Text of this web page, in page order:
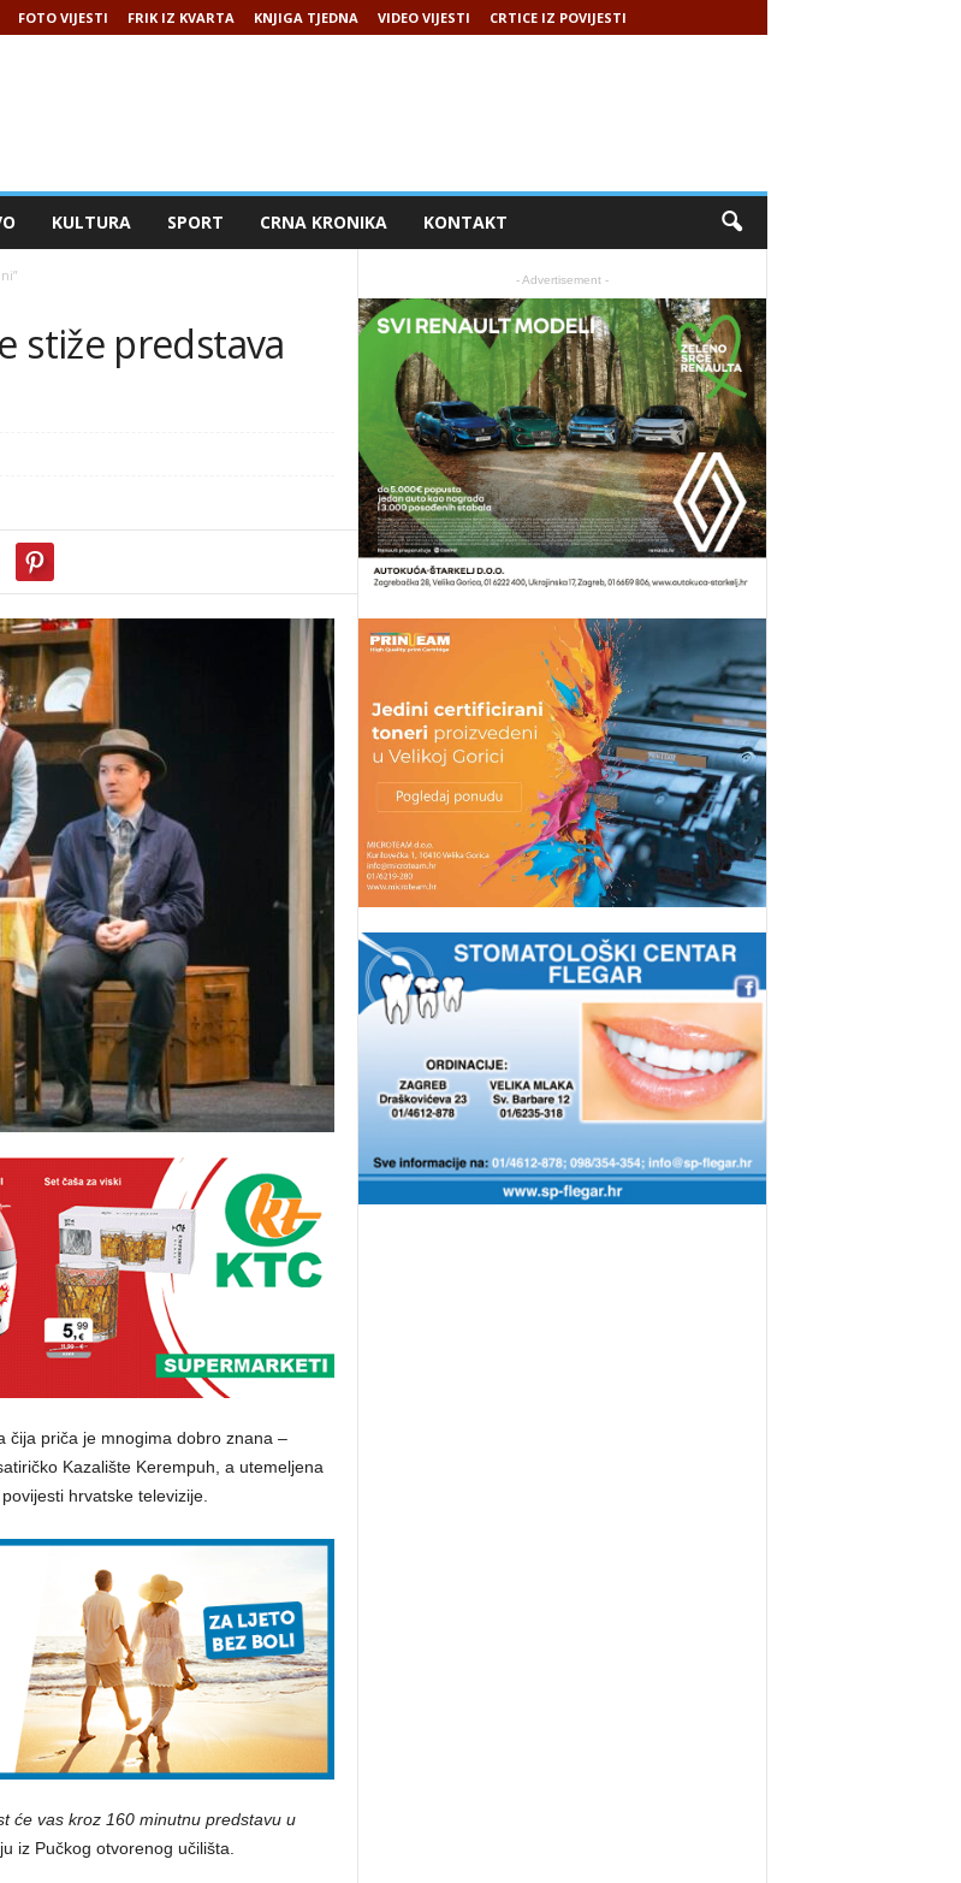
FOTO VIJESTI FRIK IZ KVARTA KNJIGA TJEDNA VIDEO VIJESTI CRTICE IZ POVIJESTI
KULTURA SPORT CRNA KRONIKA KONTAKT
stiže predstava
čija priča je mnogima dobro znana –
Kazalište Kerempuh, a utemeljena
hrvatske televizije.
će vas kroz 160 minutnu predstavu u
iz Pučkog otvorenog učilišta.
- Advertisement -